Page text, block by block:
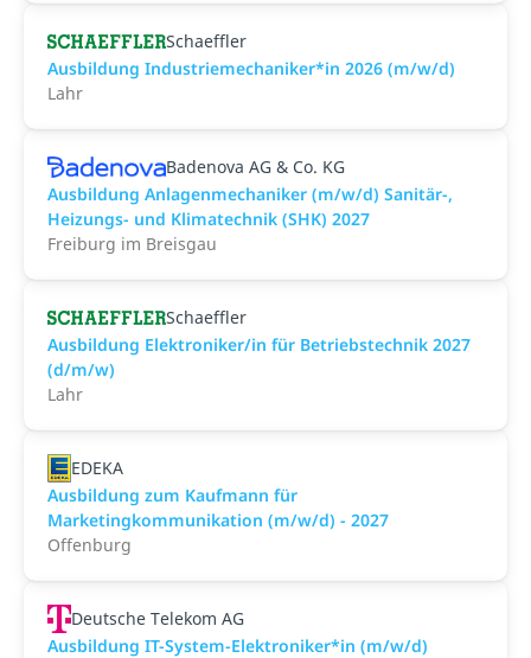
Schaeffler
Ausbildung Industriemechaniker*in 2026 (m/w/d)
Lahr
Badenova AG & Co. KG
Ausbildung Anlagenmechaniker (m/w/d) Sanitär-,
Heizungs- und Klimatechnik (SHK) 2027
Freiburg im Breisgau
Schaeffler
Ausbildung Elektroniker/in für Betriebstechnik 2027
(d/m/w)
Lahr
EDEKA
Ausbildung zum Kaufmann für
Marketingkommunikation (m/w/d) - 2027
Offenburg
Deutsche Telekom AG
Ausbildung IT-System-Elektroniker*in (m/w/d)